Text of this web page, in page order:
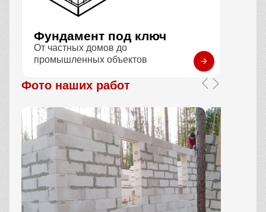
Фундамент под ключ
От частных домов до
промышленных объектов
Фото наших работ